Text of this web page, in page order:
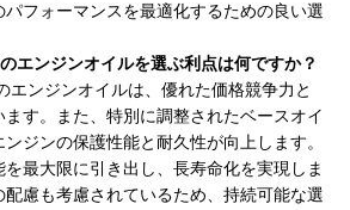
パフォーマンスを最適化するための良い選
エンジンオイルを選ぶ利点は何ですか？
エンジンオイルは、優れた価格競争力と
す。また、特別に調整されたベースオイ
ジンの保護性能と耐久性が向上します。
最大限に引き出し、長寿命化を実現しま
慮も考慮されているため、持続可能な選